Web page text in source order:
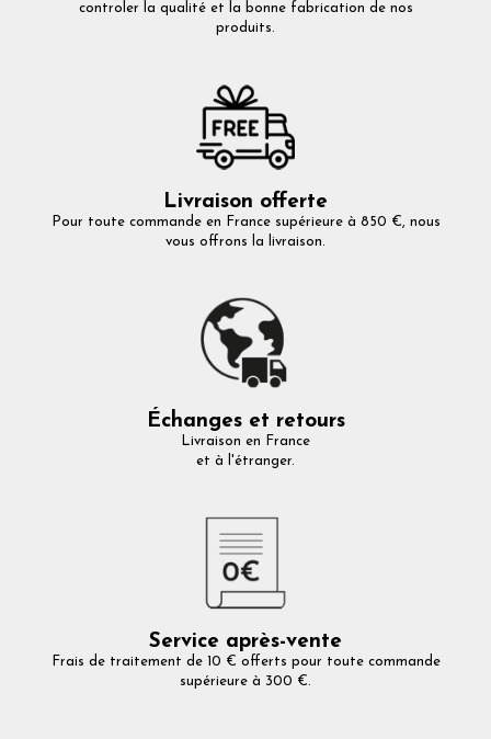
controler la qualité et la bonne fabrication de nos
produits.
Livraison offerte
Pour toute commande en France supérieure à 850 €, nous
vous offrons la livraison.
Échanges et retours
Livraison en France
et à l'étranger.
Service après-vente
Frais de traitement de 10 € offerts pour toute commande
supérieure à 300 €.